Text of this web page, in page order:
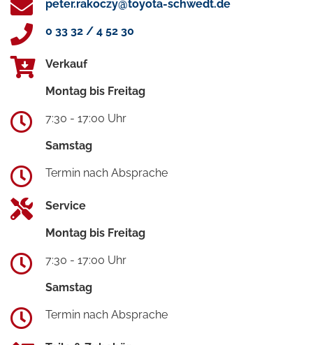
peter.rakoczy@toyota-schwedt.de
0 33 32 / 4 52 30
Verkauf
Montag bis Freitag
7:30 - 17:00 Uhr
Samstag
Termin nach Absprache
Service
Montag bis Freitag
7:30 - 17:00 Uhr
Samstag
Termin nach Absprache